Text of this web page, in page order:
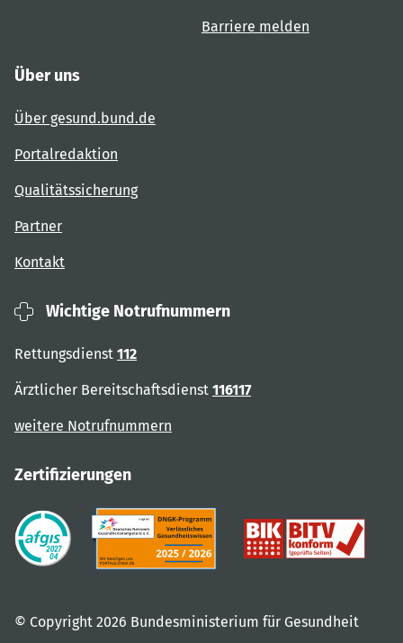
Barriere melden
Über uns
Über gesund.bund.de
Portalredaktion
Qualitätssicherung
Partner
Kontakt
Wichtige Notrufnummern
Rettungsdienst 112
Ärztlicher Bereitschaftsdienst 116117
weitere Notrufnummern
Zertifizierungen
© Copyright 2026 Bundesministerium für Gesundheit